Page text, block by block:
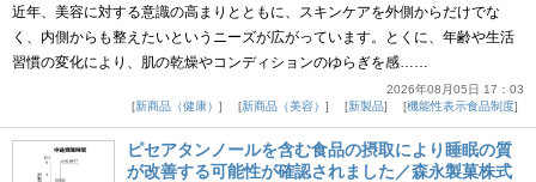
近年、美容に対する意識の高まりとともに、スキンケアを外側からだけでな
く、内側からも整えたいというニーズが広がっています。とくに、年齢や生活
習慣の変化により、肌の乾燥やコンディションのゆらぎを感……
2026年08月05日 17：03
新商品（健康）
新商品（美容） 新製品 機能性表示食品制度
ピセアタンノールを含む食品の摂取により睡眠の質
が改善する可能性が確認されました／森永製菓株式